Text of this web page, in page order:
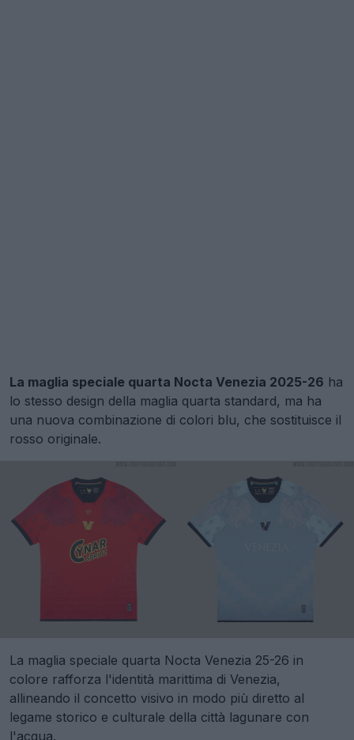
La maglia speciale quarta Nocta Venezia 2025-26 ha
lo stesso design della maglia quarta standard, ma ha
una nuova combinazione di colori blu, che sostituisce il
rosso originale.
La maglia speciale quarta Nocta Venezia 25-26 in
colore rafforza l'identità marittima di Venezia,
allineando il concetto visivo in modo più diretto al
legame storico e culturale della città lagunare con
l'acqua.